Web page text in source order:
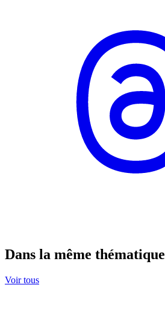
Dans la même thématique
Voir tous